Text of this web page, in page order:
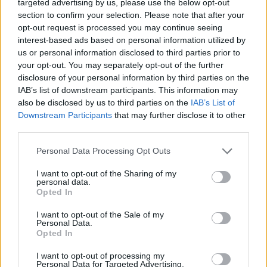
targeted advertising by us, please use the below opt-out
section to confirm your selection. Please note that after your
opt-out request is processed you may continue seeing
interest-based ads based on personal information utilized by
us or personal information disclosed to third parties prior to
your opt-out. You may separately opt-out of the further
disclosure of your personal information by third parties on the
IAB’s list of downstream participants. This information may
also be disclosed by us to third parties on the IAB’s List of
Downstream Participants that may further disclose it to other
Personal Data Processing Opt Outs
I want to opt-out of the Sharing of my
personal data.
Opted In
I want to opt-out of the Sale of my
Personal Data.
Opted In
I want to opt-out of processing my
Personal Data for Targeted Advertising.
rozmanitost. Mnohé invazní druhy nezřídka způsobují
hospodářské škody, svými monotónními porosty mění krajinný
ráz a mohou zapříčiňovat zdravotní potíže, jako jsou pylové alergie
či dotykové reakce.
Jak jsme pozorovali stavbu sršního hnízda
1.9.2015 (Naše příroda)
Diskuse: 2
Tentokrát jsme měli s dětmi o
prázdninách příležitost
obecné (Vespa crabro), a to
díky strejdovi, u kterého si v
přístřešku na zahradě začaly budovat hnízdo, už třetí během
posledních čtyř let. Loni tu sršně také jedno hnízdo měly, o nějaký
kousek dál. Přestože se před nimi má celá rodina stále na pozoru,
jejich soužití je harmonické a zatím nemáme žádné špatné
Kde se vzali naši hadi?
Hadi s námi stejně jako s